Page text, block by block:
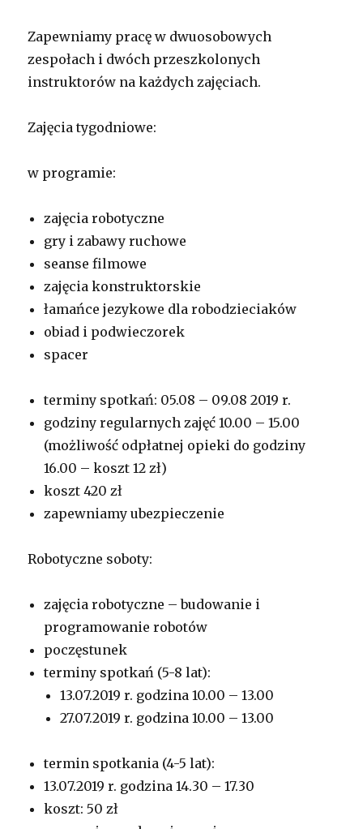
Zapewniamy pracę w dwuosobowych
zespołach i dwóch przeszkolonych
instruktorów na każdych zajęciach.
Zajęcia tygodniowe:
w programie:
zajęcia robotyczne
gry i zabawy ruchowe
seanse filmowe
zajęcia konstruktorskie
łamańce jezykowe dla robodzieciaków
obiad i podwieczorek
spacer
terminy spotkań: 05.08 – 09.08 2019 r.
godziny regularnych zajęć 10.00 – 15.00
(możliwość odpłatnej opieki do godziny
16.00 – koszt 12 zł)
koszt 420 zł
zapewniamy ubezpieczenie
Robotyczne soboty:
zajęcia robotyczne – budowanie i
programowanie robotów
poczęstunek
terminy spotkań (5-8 lat):
13.07.2019 r. godzina 10.00 – 13.00
27.07.2019 r. godzina 10.00 – 13.00
termin spotkania (4-5 lat):
13.07.2019 r. godzina 14.30 – 17.30
koszt: 50 zł